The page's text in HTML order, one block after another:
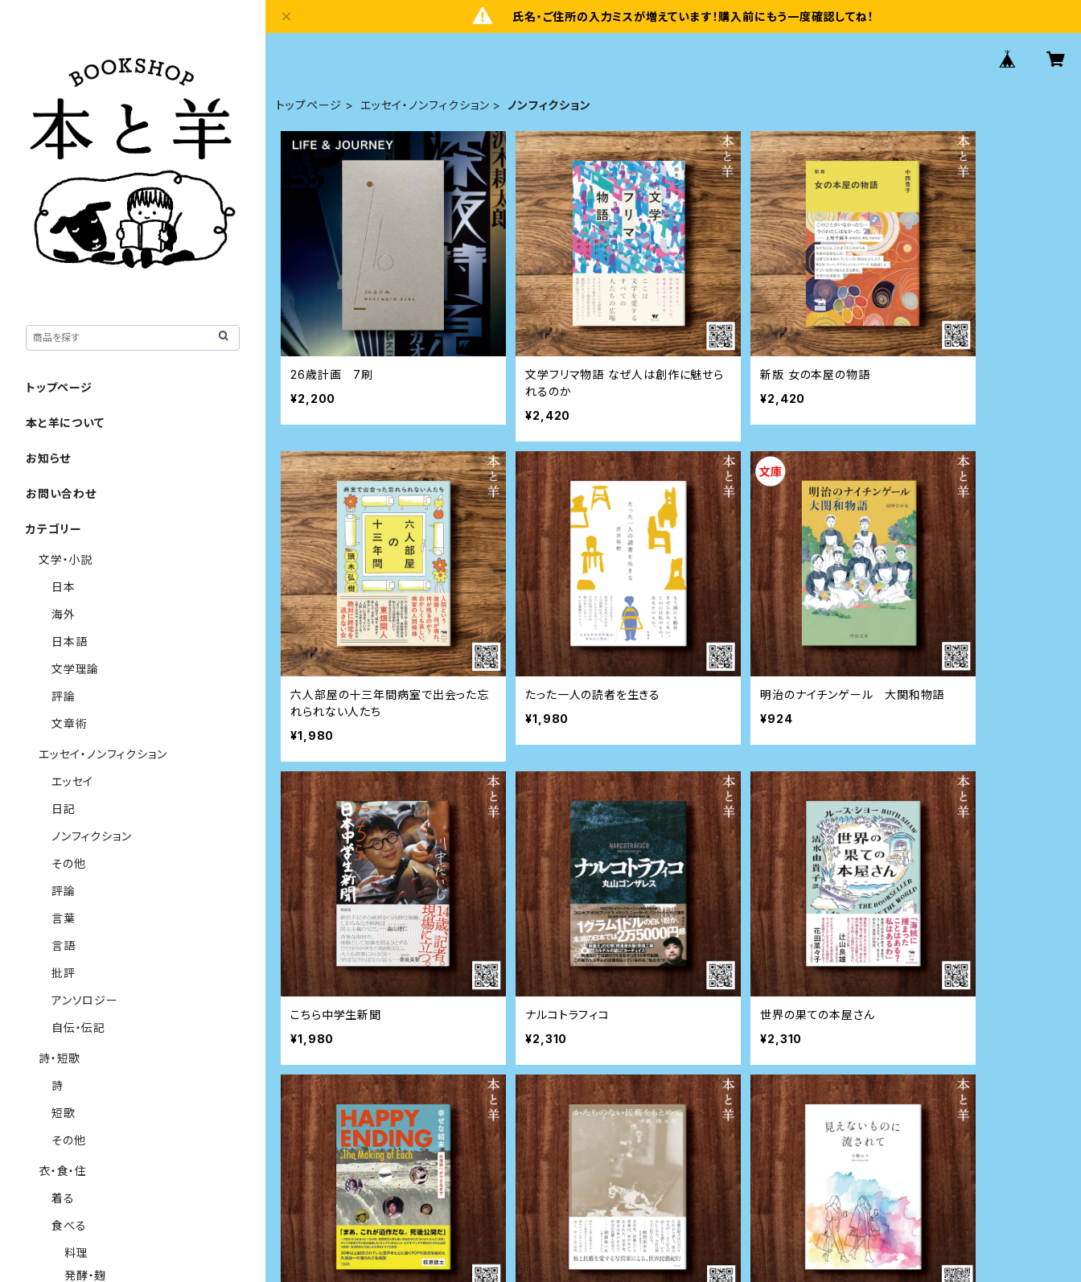
氏名・ご住所の入力ミスが増えています！購入前にもう一度確認してね！
トップページ エッセイ・ノンフィクション ノンフィクション
26歳計画 7刷
¥2,200
文学フリマ物語 なぜ人は創作に魅せら
れるのか
¥2,420
新版 女の本屋の物語
¥2,420
六人部屋の十三年間――病室で出会った忘
れられない人たち
¥1,980
たった一人の読者を生きる
¥1,980
明治のナイチンゲール 大関和物語
¥924
こちら中学生新聞
¥1,980
ナルコトラフィコ
¥2,310
世界の果ての本屋さん
¥2,310
トップページ
本と羊について
お知らせ
お問い合わせ
カテゴリー
文学・小説
日本
海外
日本語
文学理論
評論
文章術
エッセイ・ノンフィクション
エッセイ
日記
ノンフィクション
その他
評論
言葉
言語
批評
アンソロジー
自伝・伝記
詩・短歌
詩
短歌
その他
衣・食・住
着る
食べる
料理
発酵・麹